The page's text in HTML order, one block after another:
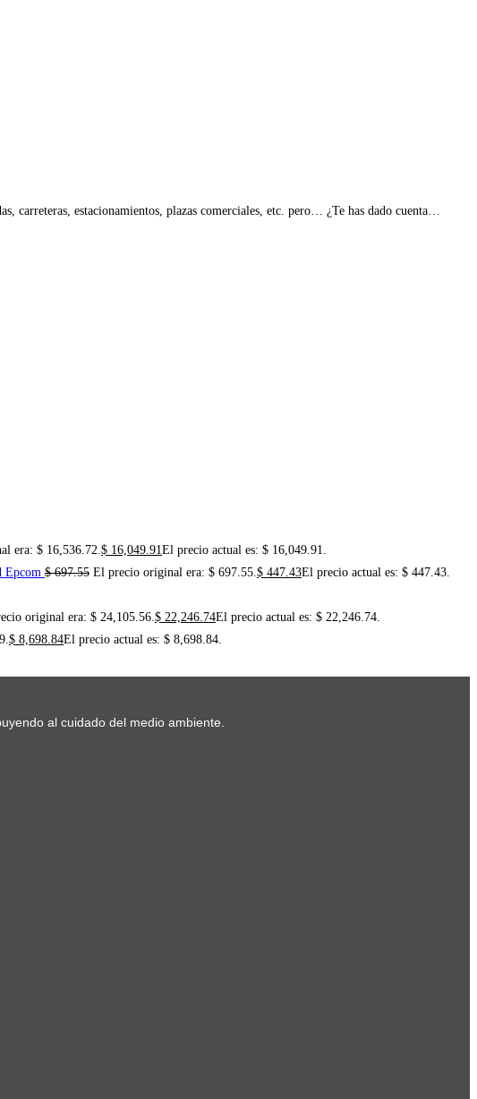
carreteras, estacionamientos, plazas comerciales, etc. pero… ¿Te has dado cuenta…
era: $ 16,536.72. $ 16,049.91 El precio actual es: $ 16,049.91.
Epcom $697.55 El precio original era: $ 697.55. $ 447.43El precio actual es: $ 447.43.
original era: $ 24,105.56. $ 22,246.74El precio actual es: $ 22,246.74.
$ 8,698.84El precio actual es: $ 8,698.84.
al cuidado del medio ambiente.